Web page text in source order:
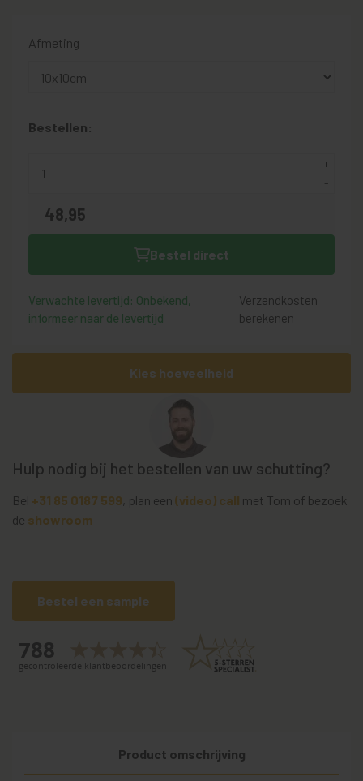
Afmeting
Bestellen:
48,95
Bestel direct
Verwachte levertijd: Onbekend,
informeer naar de levertijd
Verzendkosten
berekenen
Kies hoeveelheid
Hulp nodig bij het bestellen van uw schutting?
Bel +31 85 0187 599 , plan een (video) call met Tom of bezoek
de showroom
Bestel een sample
Product omschrijving